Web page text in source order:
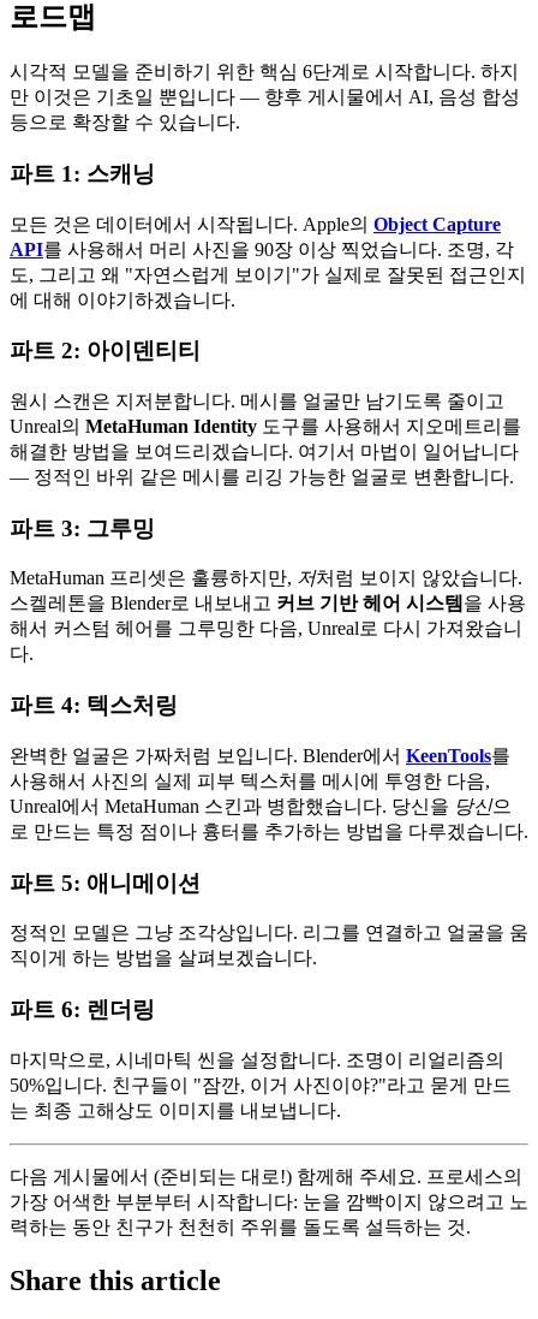
로드맵
시각적 모델을 준비하기 위한 핵심 6단계로 시작합니다. 하지
만 이것은 기초일 뿐입니다 — 향후 게시물에서 AI, 음성 합성
등으로 확장할 수 있습니다.
파트 1: 스캐닝
모든 것은 데이터에서 시작됩니다. Apple의 Object Capture
API를 사용해서 머리 사진을 90장 이상 찍었습니다. 조명, 각
도, 그리고 왜 "자연스럽게 보이기"가 실제로 잘못된 접근인지
에 대해 이야기하겠습니다.
파트 2: 아이덴티티
원시 스캔은 지저분합니다. 메시를 얼굴만 남기도록 줄이고
Unreal의 MetaHuman Identity 도구를 사용해서 지오메트리를
해결한 방법을 보여드리겠습니다. 여기서 마법이 일어납니다
— 정적인 바위 같은 메시를 리깅 가능한 얼굴로 변환합니다.
파트 3: 그루밍
MetaHuman 프리셋은 훌륭하지만, 저처럼 보이지 않았습니다.
스켈레톤을 Blender로 내보내고 커브 기반 헤어 시스템 을 사용
해서 커스텀 헤어를 그루밍한 다음, Unreal로 다시 가져왔습니
다.
파트 4: 텍스처링
완벽한 얼굴은 가짜처럼 보입니다. Blender에서 KeenTools를
사용해서 사진의 실제 피부 텍스처를 메시에 투영한 다음,
Unreal에서 MetaHuman 스킨과 병합했습니다. 당신을 당신으
로 만드는 특정 점이나 흉터를 추가하는 방법을 다루겠습니다.
파트 5: 애니메이션
정적인 모델은 그냥 조각상입니다. 리그를 연결하고 얼굴을 움
직이게 하는 방법을 살펴보겠습니다.
파트 6: 렌더링
마지막으로, 시네마틱 씬을 설정합니다. 조명이 리얼리즘의
50%입니다. 친구들이 "잠깐, 이거 사진이야?"라고 묻게 만드
는 최종 고해상도 이미지를 내보냅니다.
다음 게시물에서 (준비되는 대로!) 함께해 주세요. 프로세스의
가장 어색한 부분부터 시작합니다: 눈을 깜빡이지 않으려고 노
력하는 동안 친구가 천천히 주위를 돌도록 설득하는 것.
Share this article